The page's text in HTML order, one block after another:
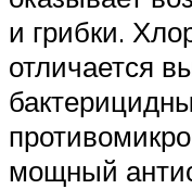
и грибки.
отличается
мощный